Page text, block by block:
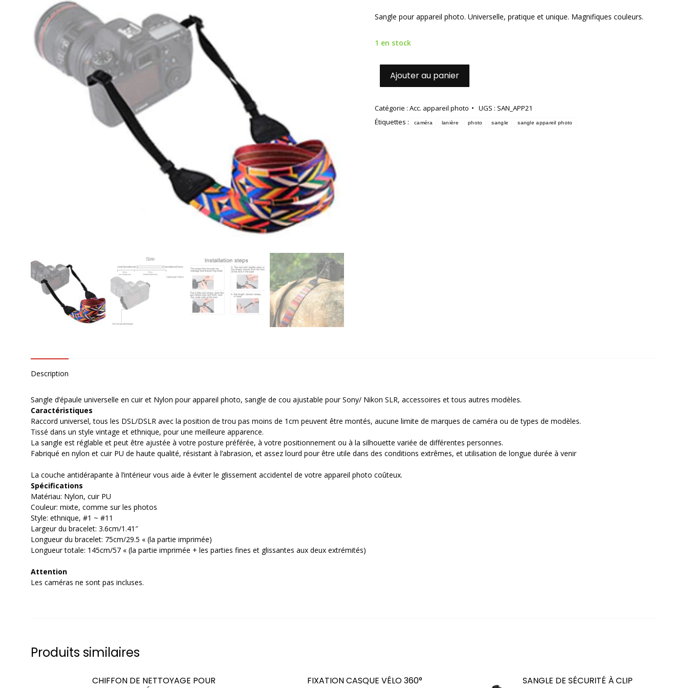
Sangle pour appareil photo. Universelle, pratique et unique. Magnifiques couleurs.
1 en stock
Ajouter au panier
Catégorie : Acc. appareil photo UGS : SAN_APP21
Étiquettes :
caméra lanière photo sangle sangle appareil photo
Description
Sangle d’épaule universelle en cuir et Nylon pour appareil photo, sangle de cou ajustable pour Sony/ Nikon SLR, accessoires et tous autres modèles.
Caractéristiques
Raccord universel, tous les DSL/DSLR avec la position de trou pas moins de 1cm peuvent être montés, aucune limite de marques de caméra ou de types de modèles.
Tissé dans un style vintage et ethnique, pour une meilleure apparence.
La sangle est réglable et peut être ajustée à votre posture préférée, à votre positionnement ou à la silhouette variée de différentes personnes.
Fabriqué en nylon et cuir PU de haute qualité, résistant à l’abrasion, et assez lourd pour être utile dans des conditions extrêmes, et utilisation de longue durée à venir
La couche antidérapante à l’intérieur vous aide à éviter le glissement accidentel de votre appareil photo coûteux.
Spécifications
Matériau: Nylon, cuir PU
Couleur: mixte, comme sur les photos
Style: ethnique, #1 ~ #11
Largeur du bracelet: 3.6cm/1.41″
Longueur du bracelet: 75cm/29.5 « (la partie imprimée)
Longueur totale: 145cm/57 « (la partie imprimée + les parties fines et glissantes aux deux extrémités)
Attention
Les caméras ne sont pas incluses.
Produits similaires
CHIFFON DE NETTOYAGE POUR
FIXATION CASQUE VÉLO 360° SANGLE DE SÉCURITÉ À CLIP